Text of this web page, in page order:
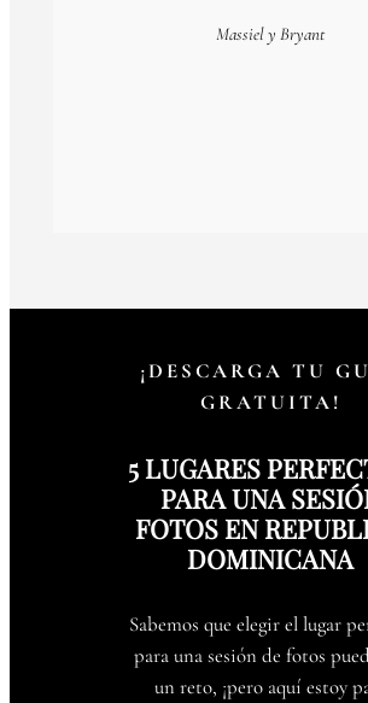
Massiel y Bryant
¡DESCARGA TU
GRATUITA!
5 LUGARES
PARA UNA
FOTOS EN
DOMINICANA
Sabemos que elegir el lugar
para una sesión de fotos
un reto, ¡pero aquí estoy